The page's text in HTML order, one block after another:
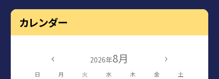
カレンダー
2026年8月
日 月 火 水 木 金 土